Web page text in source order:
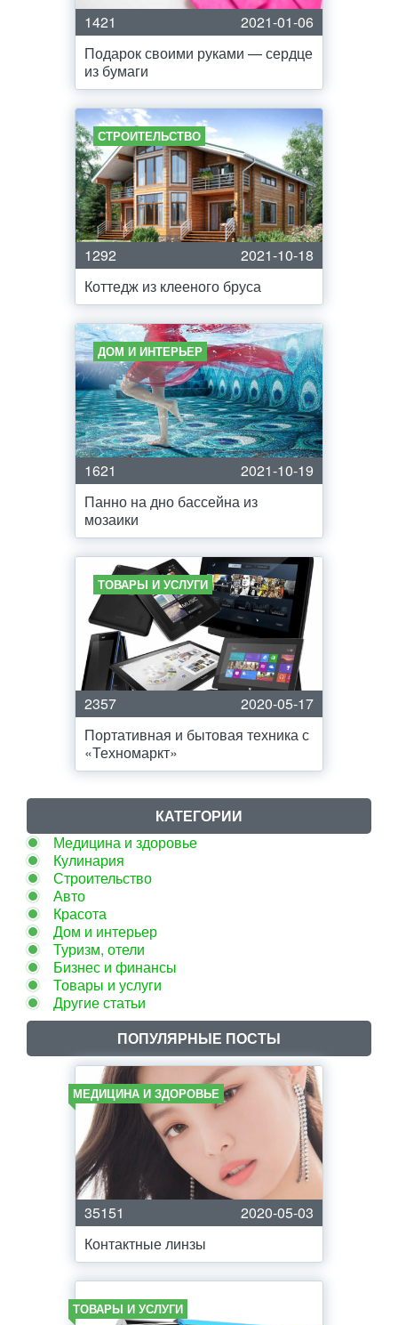
1421
2021-01-06
Подарок своими руками — сердце
из бумаги
СТРОИТЕЛЬСТВО
1292
2021-10-18
Коттедж из клееного бруса
ДОМ И ИНТЕРЬЕР
1621
2021-10-19
Панно на дно бассейна из
мозаики
ТОВАРЫ И УСЛУГИ
2357
2020-05-17
Портативная и бытовая техника с
«Техномаркт»
КАТЕГОРИИ
Медицина и здоровье
Кулинария
Строительство
Авто
Красота
Дом и интерьер
Туризм, отели
Бизнес и финансы
Товары и услуги
Другие статьи
ПОПУЛЯРНЫЕ ПОСТЫ
МЕДИЦИНА И ЗДОРОВЬЕ
35151
2020-05-03
Контактные линзы
ТОВАРЫ И УСЛУГИ